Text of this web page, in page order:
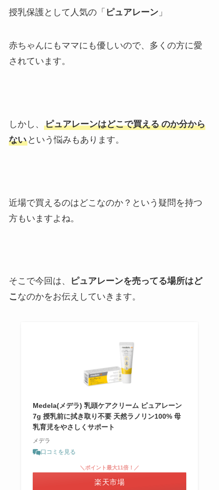
授乳保護として人気の「 ピュアレーン」
赤ちゃんにもママにも優しいので、多くの方に愛
されています。
しかし、 ピュアレーンはどこで買える のか分から
ないという悩みもあります。
近場で買えるのはどこなのか？という疑問を持つ
方もいますよね。
そこで今回は、
ピュアレーンを売ってる場所はど
こなのかをお伝えしていきます。
Medela(メデラ) 乳頭ケアクリーム ピュアレーン
7g 授乳前に拭き取り不要 天然ラノリン100% 母
乳育児をやさしくサポート
メデラ
口コミを見る
＼ポイント最大11倍！／
楽天市場